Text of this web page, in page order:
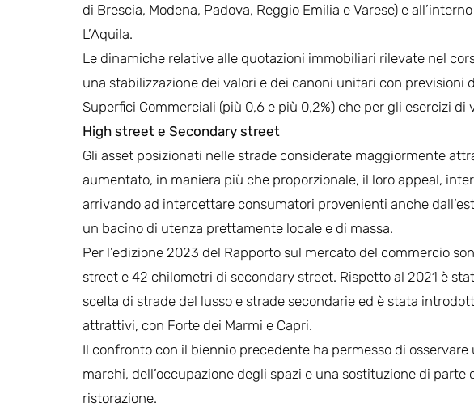
di Brescia, Modena, Padova, Reggio Emilia e Varese) e
L’Aquila.
Le dinamiche relative alle quotazioni immobiliari rilevate nel
una stabilizzazione dei valori e dei canoni unitari con previsioni
Superfici Commerciali (più 0,6 e più 0,2%) che per gli esercizi di
High street e Secondary street
Gli asset posizionati nelle strade considerate maggiormente
aumentato, in maniera più che proporzionale, il loro appeal,
arrivando ad intercettare consumatori provenienti anche
un bacino di utenza prettamente locale e di massa.
Per l’edizione 2023 del Rapporto sul mercato del commercio
street e 42 chilometri di secondary street. Rispetto al 2021 è
scelta di strade del lusso e strade secondarie ed è stata
attrattivi, con Forte dei Marmi e Capri.
Il confronto con il biennio precedente ha permesso di
marchi, dell’occupazione degli spazi e una sostituzione di
ristorazione.